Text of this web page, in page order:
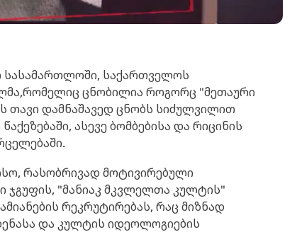
საქართველოს
ცნობილია როგორც "მეთაური
თავი დამნაშავედ ცნობს სიძულვილით
ასევე ბომბებისა და რიცინის
რასობრივად მოტივირებული
"მანიაკ მკვლელთა კულტის"
რეკრუტირებას, რაც მიზნად
და კულტის იდეოლოგიების